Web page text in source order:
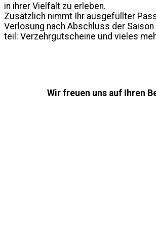
in ihrer Vielfalt zu erleben.
Zusätzlich nimmt Ihr ausgefüllter
Verlosung nach Abschluss der Saison
teil: Verzehrgutscheine und vieles
Wir freuen uns auf Ihren